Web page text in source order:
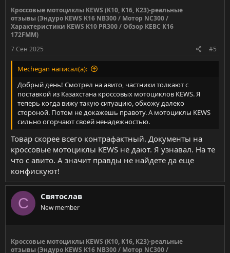
Кроссовые мотоциклы KEWS (K10, K16, K23)-реальные
отзывы (Эндуро KEWS K16 NB300 / Мотор NC300 /
Характеристики KEWS K10 PR300 / Обзор КЕВС К16
172FMM)
7 Сен 2025
#5
Mechegan написал(а):
Добрый день! Смотрел на авито, частники толкают с
поставкой из Казахстана кроссовых мотоциклов KEWS. Я
теперь когда вижу такую ситуацию, обхожу далеко
стороной. Потом не докажешь правоту. А мотоциклы KEWS
сильно огорчают своей ненадежностью.
Товар скорее всего контрафактный. Документы на
кроссовые мотоциклы KEWS не дают. Я узнавал. На те
что с авито. А значит правды не найдете да еще
конфискуют!
С Святослав
New member
Кроссовые мотоциклы KEWS (K10, K16, K23)-реальные
отзывы (Эндуро KEWS K16 NB300 / Мотор NC300 /